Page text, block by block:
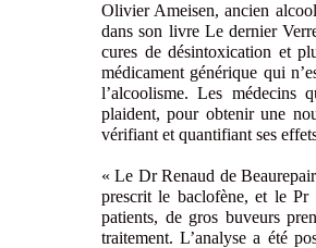
Olivier Ameisen, ancien
dans son livre Le dernier
cures de désintoxication et
médicament générique qui
l’alcoolisme. Les médecins
plaident, pour obtenir une
vérifiant et quantifiant ses
« Le Dr Renaud de
prescrit le baclofène, et le Pr
patients, de gros buveurs
traitement. L’analyse a été